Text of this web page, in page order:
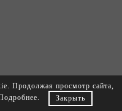
Продолжая просмотр сайта,
. Закрыть